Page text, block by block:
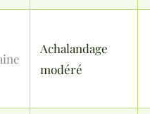
Achalandage
modéré